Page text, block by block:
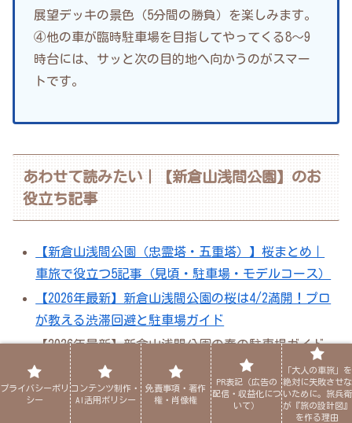
展望デッキの景色（5分間の勝負）を楽しみます。
④他の車が臨時駐車場を目指してやってくる8〜9
時台には、サッと次の目的地へ向かうのがスマー
トです。
あわせて読みたい｜【新倉山浅間公園】のお
役立ち記事
【新倉山浅間公園（忠霊塔・五重塔）】桜まとめ｜
車旅で役立つ5記事（見頃・駐車場・モデルコース）
【2026年最新】新倉山浅間公園の桜は4/2満開！プロ
が教える渋滞回避と駐車場ガイド
【2026年最新】新倉山浅間公園の春の駐車場ガイド
｜プロが教える渋滞回避のコツ ※この記事
【新倉山浅間公園（忠霊塔／五重塔）】桜の日帰り
モデルコース｜早朝絶景→吉田うどん→温泉
プライバシーポリ
シー
コンテンツ制作・
AI活用ポリシー
免責事項・著作
権・肖像権
PR表記（広告の
配信・収益化につ
いて）
「大人の車旅」を
絶対に失敗させな
いために。旅兵衛
が『旅の設計図』
を作る理由